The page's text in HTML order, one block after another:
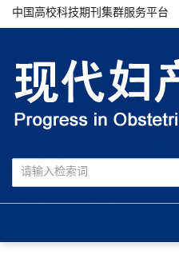
中国高校科技期刊集群服务平台